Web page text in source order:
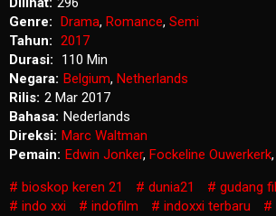
Genre:
Drama, Romance, Semi
Tahun: 2017
Durasi:
110 Min
Negara: Belgium, Netherlands
Rilis: 2 Mar 2017
Bahasa: Nederlands
Direksi: Marc Waltman
Pemain: Edwin Jonker, Fockeline Ouwerkerk,
bioskop keren 21
dunia21 gudang
indo xxi
indofilm indoxxi terbaru